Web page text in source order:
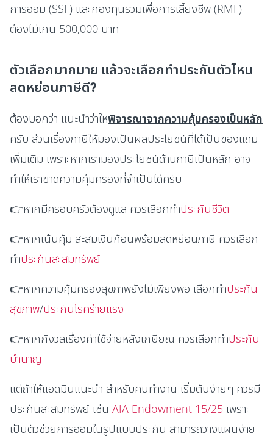
การออม (SSF) และกองทุนรวมเพื่อการเลี้ยงชีพ (RMF)
ต้องไม่เกิน 500,000 บาท
ตัวเลือกมากมาย แล้วจะเลือกทำประกันตัวไหน
ลดหย่อนภาษีดี?
ต้องบอกว่า แนะนำว่าใหพิจารณาจากความคุ้มครองเป็นหลัก
ครับ ส่วนเรื่องภาษีให้มองเป็นผลประโยชน์ที่ได้เป็นของแถม
เพิ่มเติม เพราะหากเรามองประโยชน์ด้านภาษีเป็นหลัก อาจ
ทำให้เราขาดความคุ้มครองที่จำเป็นได้ครับ
👉หากมีครอบครัวต้องดูแล ควรเลือกทำประกันชีวิต
👉หากเน้นคุ้ม สะสมเงินก้อนพร้อมลดหย่อนภาษี ควรเลือก
ทำประกันสะสมทรัพย์
👉หากความคุ้มครองสุขภาพยังไม่เพียงพอ เลือกทำประกัน
สุขภาพ/ประกันโรคร้ายแรง
👉หากกังวลเรื่องค่าใช้จ่ายหลังเกษียณ ควรเลือกทำประกัน
บำนาญ
แต่ถ้าให้แอดมินแนะนำ สำหรับคนทำงาน เริ่มต้นง่ายๆ ควรมี
ประกันสะสมทรัพย์ เช่น AIA Endowment 15/25 เพราะ
เป็นตัวช่วยการออมในรูปแบบประกัน สามารถวางแผนง่าย